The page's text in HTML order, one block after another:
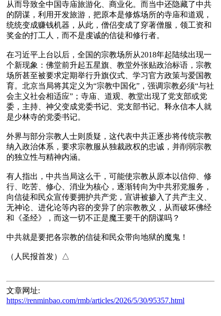
从而导致全中国寺庙旅游化、商业化。而当中还隐藏了中共
的阴谋，利用开发旅游，把原本是修炼场所的寺庙和道观，
统统变成赚钱机器，从此，僧侣变成了穿著僧服，领工资和
奖金的打工人，而不是虔诚的信徒和修行者。
在习近平上台以后，全国的宗教场所从2018年起陆续出现一
个新现象：佛堂前升起五星旗、教堂外张贴政治标语，宗教
场所甚至被要求定期举行升旗仪式、学习官方政策与爱国教
育。北京当局将其定义为“宗教中国化”，强调宗教必须“与社
会主义社会相适应”；寺庙、道观、教堂出现了党支部或党
委，主持、神父变成党委书记、党支部书记。释永信本人就
是少林寺的党委书记。
外界与部分宗教人士则质疑，这代表中共正逐步将传统宗教
纳入政治体系，要求宗教服从独裁政权的忠诚，并削弱宗教
的独立性与精神内涵。
有人指出，中共当局这么干，可能使宗教从原本以信仰、修
行、吃苦、修心、消业为核心，逐渐转向为中共邪党服务，
向信徒和民众宣传要拥护共产党，宣讲被掺入了共产主义、
无神论、进化论等内容的变异了的宗教教义，从而破坏佛经
和《圣经》，而这一切不正是魔王要干的阴谋吗？
中共就是要把各宗教的信徒和民众带向地狱的魔鬼！
文章网址:
https://renminbao.com/rmb/articles/2026/5/30/95357.html